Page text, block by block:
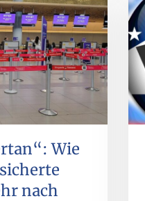
Wie
nach